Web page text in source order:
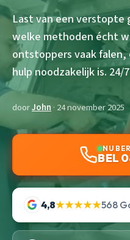
Last van een
welke methoden écht
ontstoppers vaak
hulp noodzakelijk is. 24/
doorJohn · 24 november 2025
NU
BEL
4,8★★★★★568